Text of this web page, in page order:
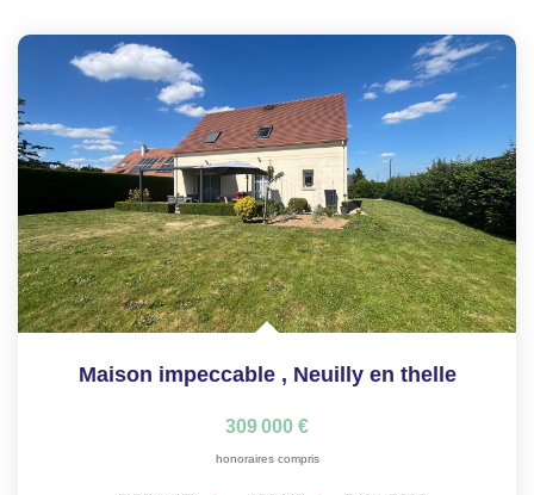
Maison impeccable , Neuilly en thelle
309 000 €
honoraires compris